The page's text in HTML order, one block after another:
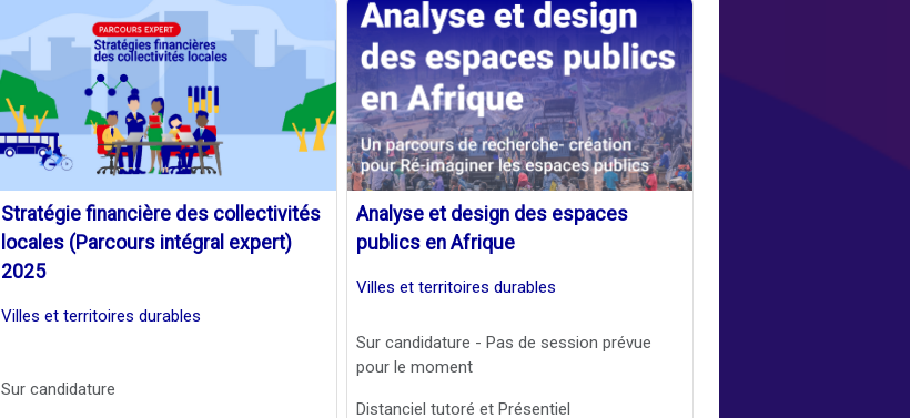
Stratégie financière des collectivités
locales (Parcours intégral expert)
2025
Villes et territoires durables
Sur candidature
Analyse et design des espaces
publics en Afrique
Villes et territoires durables
Sur candidature - Pas de session prévue
pour le moment
Distanciel tutoré et Présentiel